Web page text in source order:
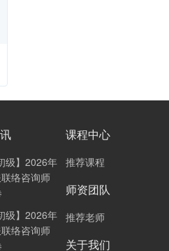
级】2026年
络咨询师
级】2026年
络咨询师
课程中心
推荐课程
师资团队
推荐老师
关于我们